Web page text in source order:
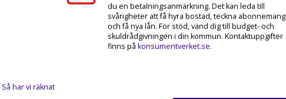
Så har vi räknat
du en betalningsanmärkning. Det kan leda till
svårigheter att få hyra bostad, teckna abonnemang
och få nya lån. För stöd, vänd dig till budget- och
skuldrådgivningen i din kommun. Kontaktuppgifter
finns på konsumentverket.se.